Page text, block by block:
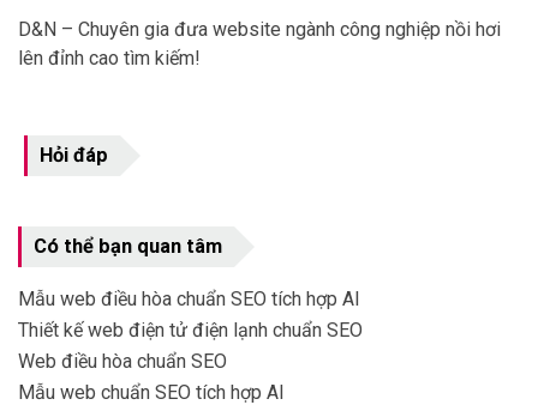
D&N – Chuyên gia đưa website ngành công nghiệp nồi hơi
lên đỉnh cao tìm kiếm!
Hỏi đáp
Có thể bạn quan tâm
Mẫu web điều hòa chuẩn SEO tích hợp AI
Thiết kế web điện tử điện lạnh chuẩn SEO
Web điều hòa chuẩn SEO
Mẫu web chuẩn SEO tích hợp AI